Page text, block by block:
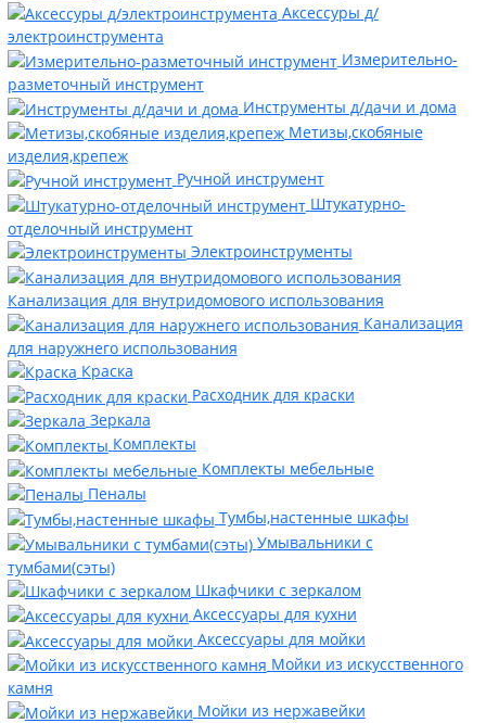
Аксессуры д/
электроинструмента
Измерительно-
разметочный инструмент
Инструменты д/дачи и дома
Метизы,скобяные
изделия,крепеж
Ручной инструмент
Штукатурно-
отделочный инструмент
Электроинструменты
Канализация для внутридомового использования
Канализация
для наружнего использования
Краска
Расходник для краски
Зеркала
Комплекты
Комплекты мебельные
Пеналы
Тумбы,настенные шкафы
Умывальники с
тумбами(сэты)
Шкафчики с зеркалом
Аксессуары для кухни
Аксессуары для мойки
Мойки из искусственного
камня
Мойки из нержавейки